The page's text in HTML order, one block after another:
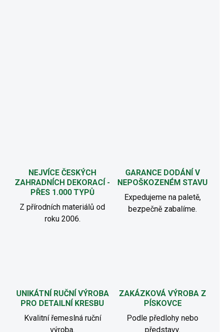
NEJVÍCE ČESKÝCH
ZAHRADNÍCH DEKORACÍ -
PŘES 1.000 TYPŮ
Z přírodních materiálů od
roku 2006.
GARANCE DODÁNÍ V
NEPOŠKOZENÉM STAVU
Expedujeme na paletě,
bezpečně zabalíme.
UNIKÁTNÍ RUČNÍ VÝROBA
PRO DETAILNÍ KRESBU
Kvalitní řemeslná ruční
výroba.
ZAKÁZKOVÁ VÝROBA Z
PÍSKOVCE
Podle předlohy nebo
představy.